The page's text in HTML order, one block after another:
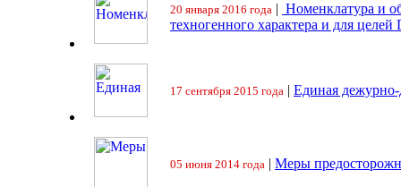
20 января 2016 года | Номенклатура и
техногенного характера и для целей
17 сентября 2015 года | Единая
05 июня 2014 года | Меры